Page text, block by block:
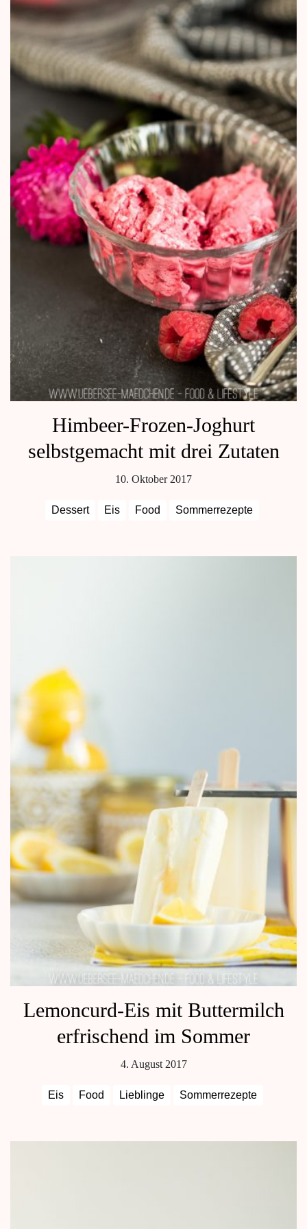
Himbeer-Frozen-Joghurt
selbstgemacht mit drei Zutaten
10. Oktober 2017
Dessert Eis Food Sommerrezepte
Lemoncurd-Eis mit Buttermilch
erfrischend im Sommer
4. August 2017
Eis Food Lieblinge Sommerrezepte